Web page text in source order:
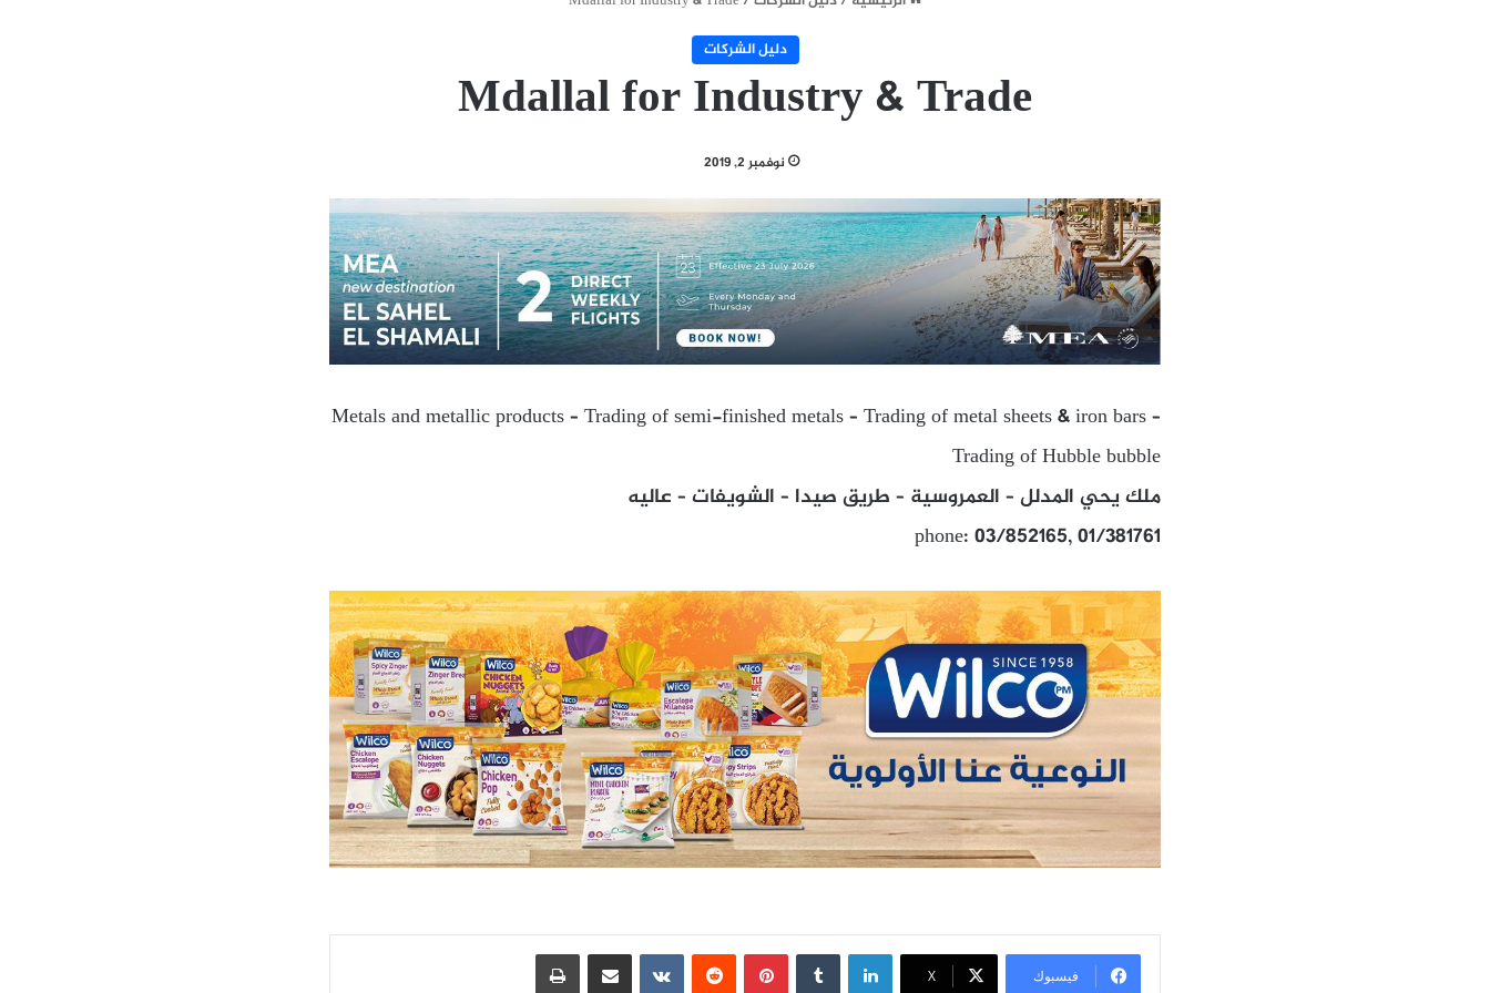
دليل الشركات
Mdallal for Industry & Trade
نوفمبر 2, 2019
Metals and metallic products – Trading of semi-finished metals – Trading of metal sheets & iron bars –
Trading of Hubble bubble
ملك يحي المدلل – العمروسية – طريق صيدا – الشويفات – عاليه
phone: 03/852165, 01/381761
فيسبوك X
لينكدإن بينتيريست مشاركة عبر البريد طباعة